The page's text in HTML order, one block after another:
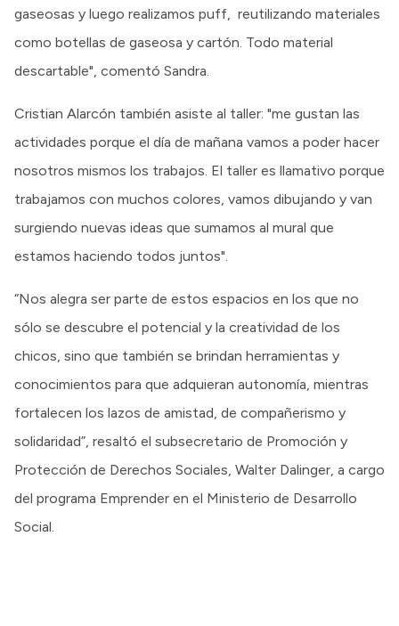
gaseosas y luego realizamos puff, reutilizando materiales
como botellas de gaseosa y cartón. Todo material
descartable", comentó Sandra.
Cristian Alarcón también asiste al taller: "me gustan las
actividades porque el día de mañana vamos a poder hacer
nosotros mismos los trabajos. El taller es llamativo porque
trabajamos con muchos colores, vamos dibujando y van
surgiendo nuevas ideas que sumamos al mural que
estamos haciendo todos juntos".
“Nos alegra ser parte de estos espacios en los que no
sólo se descubre el potencial y la creatividad de los
chicos, sino que también se brindan herramientas y
conocimientos para que adquieran autonomía, mientras
fortalecen los lazos de amistad, de compañerismo y
solidaridad”, resaltó el subsecretario de Promoción y
Protección de Derechos Sociales, Walter Dalinger, a cargo
del programa Emprender en el Ministerio de Desarrollo
Social.